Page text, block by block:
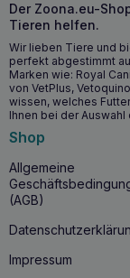
100% natürliche
schmackhafte
darstellen. Das
leicht
Verdaulichkeit
Verdauung und
enthalten viele
sowie die
Leckerlis, die
wurden:
– ideal geformt
– fetten nicht an
den Taschen
– bröckeln nicht,
– attraktiver Duft
Der Zoona.eu-
Tieren helfen.
Wir lieben Tiere und
perfekt abgestimmt
Marken wie: Royal
von VetPlus,
wissen, welches
Ihnen bei der
Shop
Allgemeine
(AGB)
Impressum